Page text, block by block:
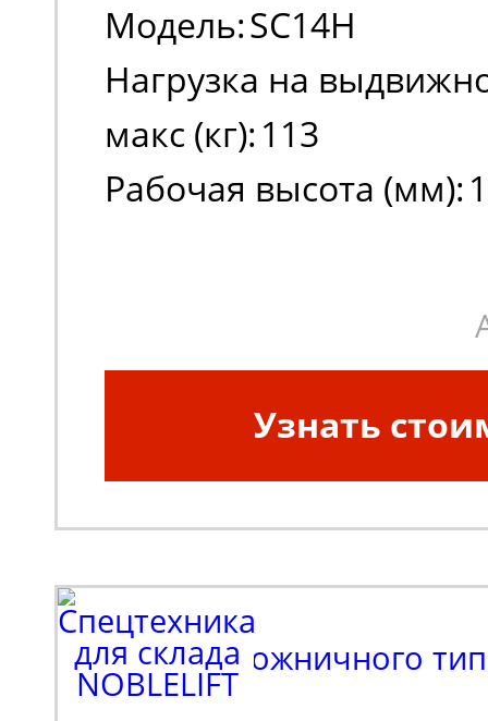
Модель:SC14H
Нагрузка на
макс (кг): 113
Рабочая высота (мм):
Узнать